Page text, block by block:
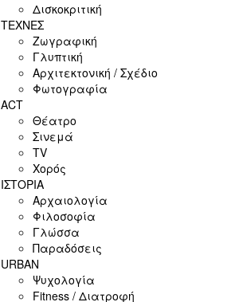
Δισκοκριτική
ΤΕΧΝΕΣ
Ζωγραφική
Γλυπτική
Αρχιτεκτονική / Σχέδιο
Φωτογραφία
ACT
Θέατρο
Σινεμά
ΤV
Χορός
ΙΣΤΟΡΙΑ
Αρχαιολογία
Φιλοσοφία
Γλώσσα
Παραδόσεις
URBAN
Ψυχολογία
Fitness / Διατροφή